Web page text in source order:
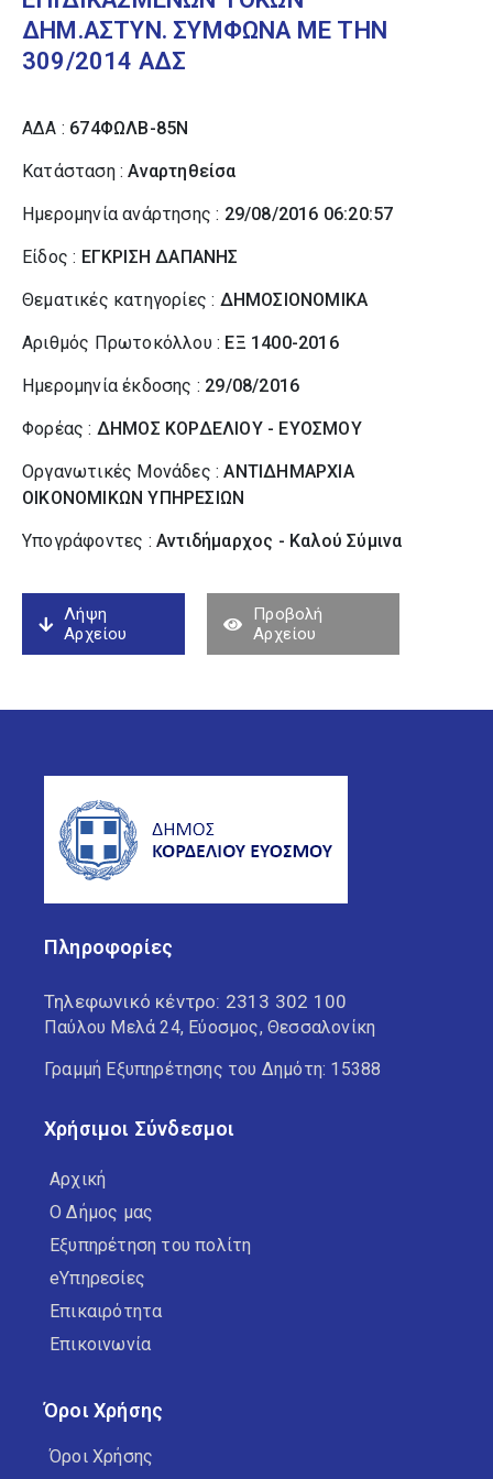
ΔΗΜ.ΑΣΤΥΝ. ΣΥΜΦΩΝΑ ΜΕ ΤΗΝ
309/2014 ΑΔΣ
ΑΔΑ : 674ΦΩΛΒ-85Ν
Κατάσταση :Αναρτηθείσα
Ημερομηνία ανάρτησης : 29/08/2016 06:20:57
Είδος : ΕΓΚΡΙΣΗ ΔΑΠΑΝΗΣ
Θεματικές κατηγορίες : ΔΗΜΟΣΙΟΝΟΜΙΚΑ
Αριθμός Πρωτοκόλλου : ΕΞ 1400-2016
Ημερομηνία έκδοσης : 29/08/2016
Φορέας : ΔΗΜΟΣ ΚΟΡΔΕΛΙΟΥ - ΕΥΟΣΜΟΥ
Οργανωτικές Μονάδες :ΑΝΤΙΔΗΜΑΡΧΙΑ
ΟΙΚΟΝΟΜΙΚΩΝ ΥΠΗΡΕΣΙΩΝ
Υπογράφοντες : Αντιδήμαρχος - Καλού Σύµινα
Λήψη
Αρχείου
Προβολή
Αρχείου
Πληροφορίες
Τηλεφωνικό κέντρο: 2313 302 100
Παύλου Μελά 24, Εύοσμος, Θεσσαλονίκη
Γραμμή Εξυπηρέτησης του Δημότη: 15388
Χρήσιμοι Σύνδεσμοι
Αρχική
Ο Δήμος μας
Εξυπηρέτηση του πολίτη
eΥπηρεσίες
Επικαιρότητα
Επικοινωνία
Όροι Χρήσης
Όροι Χρήσης